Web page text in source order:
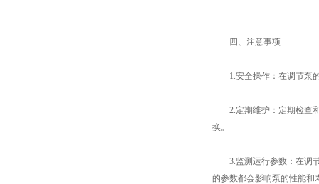
四、注意事项
1.安全操作：在调节泵的
2.定期维护：定期检查和
换。
3.监测运行参数：在调节
的参数都会影响泵的性能和